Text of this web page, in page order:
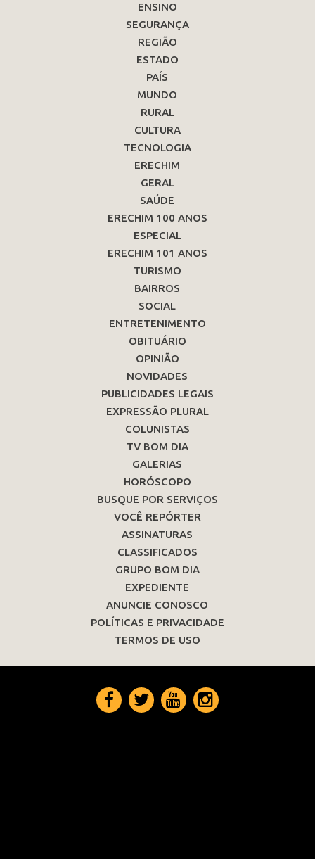
ENSINO
SEGURANÇA
REGIÃO
ESTADO
PAÍS
MUNDO
RURAL
CULTURA
TECNOLOGIA
ERECHIM
GERAL
SAÚDE
ERECHIM 100 ANOS
ESPECIAL
ERECHIM 101 ANOS
TURISMO
BAIRROS
SOCIAL
ENTRETENIMENTO
OBITUÁRIO
OPINIÃO
NOVIDADES
PUBLICIDADES LEGAIS
EXPRESSÃO PLURAL
COLUNISTAS
TV BOM DIA
GALERIAS
HORÓSCOPO
BUSQUE POR SERVIÇOS
VOCÊ REPÓRTER
ASSINATURAS
CLASSIFICADOS
GRUPO BOM DIA
EXPEDIENTE
ANUNCIE CONOSCO
POLÍTICAS E PRIVACIDADE
TERMOS DE USO